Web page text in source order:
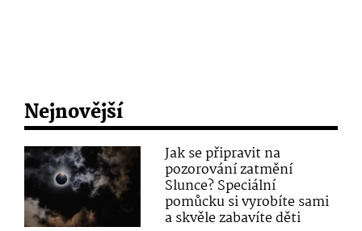
Nejnovější
Jak se připravit na
pozorování zatmění
Slunce? Speciální
pomůcku si vyrobíte sami
a skvěle zabavíte děti